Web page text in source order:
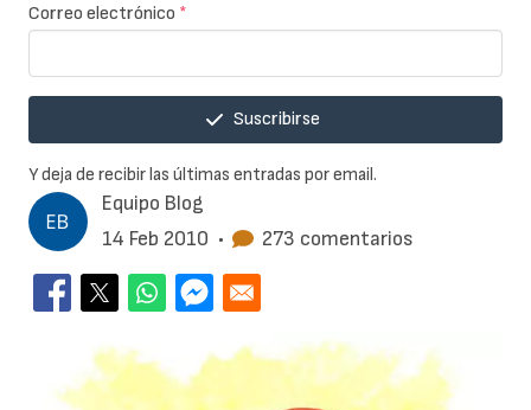
Equipo Blog
14 Feb 2010 • 273 comentarios
Correo electrónico *
Suscribirse
Y deja de recibir las últimas entradas por email.